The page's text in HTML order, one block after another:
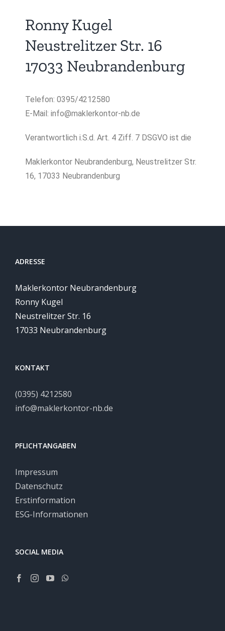
Ronny Kugel
Neustrelitzer Str. 16
17033 Neubrandenburg
Telefon: 0395/4212580
E-Mail: info@maklerkontor-nb.de
Verantwortlich i.S.d. Art. 4 Ziff. 7 DSGVO ist die
Maklerkontor Neubrandenburg, Neustrelitzer Str.
16, 17033 Neubrandenburg
ADRESSE
Maklerkontor Neubrandenburg
Ronny Kugel
Neustrelitzer Str. 16
17033 Neubrandenburg
KONTAKT
(0395) 4212580
info@maklerkontor-nb.de
PFLICHTANGABEN
Impressum
Datenschutz
Erstinformation
ESG-Informationen
SOCIAL MEDIA